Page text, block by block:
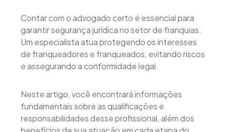
Contar com o advogado certo é essencial para
garantir segurança jurídica no setor de franquias.
Um especialista atua protegendo os interesses
de franqueadores e franqueados, evitando riscos
e assegurando a conformidade legal.
Neste artigo, você encontrará informações
fundamentais sobre as qualificações e
responsabilidades desse profissional, além dos